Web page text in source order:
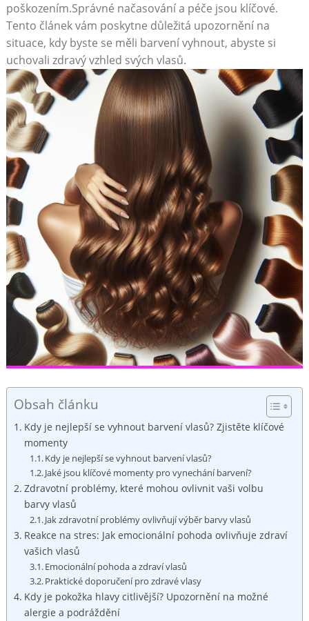
poškozením.Správné načasování ‍a péče jsou⁢ klíčové.
Tento článek vám poskytne důležitá upozornění na
situace, kdy byste se měli ​barvení ​vyhnout, abyste ​si
uchovali zdravý vzhled svých vlasů.
Obsah článku
Kdy⁣ je‌ nejlepší se⁢ vyhnout barvení vlasů? ⁢Zjistěte klíčové
momenty
Kdy je nejlepší se vyhnout barvení vlasů?
Jaké jsou klíčové momenty pro vynechání barvení?
Zdravotní problémy,⁣ které mohou ovlivnit⁣ vaši⁢ volbu
barvy ​vlasů
Jak zdravotní problémy ovlivňují ⁤výběr​ barvy vlasů
Reakce na stres: Jak emocionální pohoda ovlivňuje zdraví
⁢vašich vlasů
Emocionální pohoda ‌a zdraví vlasů
Praktické doporučení pro ⁤zdravé vlasy
Kdy je pokožka ​hlavy​ citlivější? Upozornění na​ možné⁢
alergie a podráždění